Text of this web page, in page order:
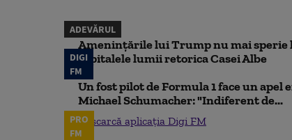
ADEVĂRUL
Amenințările lui Trump nu mai sperie
capitalele lumii retorica Casei Albe
DIGI
FM
Un fost pilot de Formula 1 face un
Michael Schumacher: "Indiferent de...
Descarcă aplicația Digi FM
PRO
FM